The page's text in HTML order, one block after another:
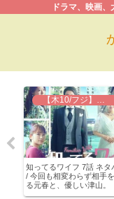
ドラマ、映画
【木10/フジ】知ってるワイフ
知ってるワイフ 7話 ネタ
/ 今回も相変わらず相手
る元春と、優しい津山。